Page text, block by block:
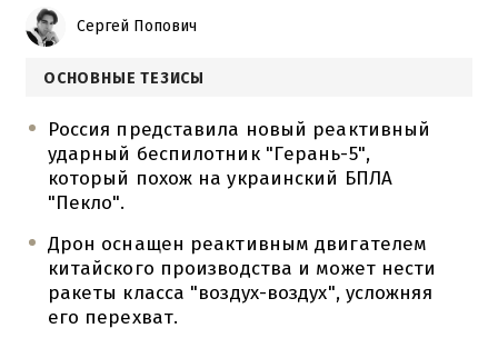
Сергей Попович
ОСНОВНЫЕ ТЕЗИСЫ
Россия представила новый реактивный
ударный беспилотник "Герань-5",
который похож на украинский БПЛА
"Пекло".
Дрон оснащен реактивным двигателем
китайского производства и может нести
ракеты класса "воздух-воздух", усложняя
его перехват.